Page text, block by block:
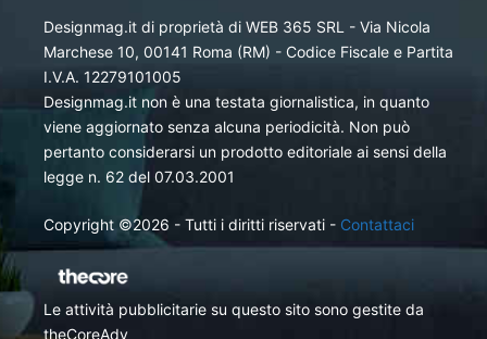
Designmag.it di proprietà di WEB 365 SRL - Via Nicola
Marchese 10, 00141 Roma (RM) - Codice Fiscale e Partita
I.V.A. 12279101005
Designmag.it non è una testata giornalistica, in quanto
viene aggiornato senza alcuna periodicità. Non può
pertanto considerarsi un prodotto editoriale ai sensi della
legge n. 62 del 07.03.2001
Copyright ©2026 - Tutti i diritti riservati - Contattaci
Le attività pubblicitarie su questo sito sono gestite da
theCoreAdv